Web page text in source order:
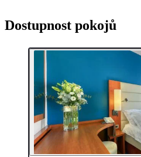
Dostupnost pokojů